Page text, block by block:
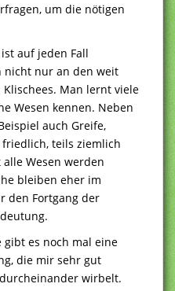
um die nötigen
auf jeden Fall
nicht nur an den weit
Man lernt viele
Wesen kennen. Neben
auch Greife,
teils ziemlich
Wesen werden
bleiben eher im
den Fortgang der
gibt es noch mal eine
die mir sehr gut
wirbelt.